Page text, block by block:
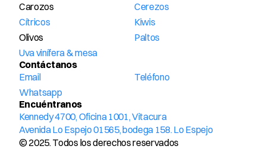
Carozos
Cerezos
Cítricos
Kiwis
Olivos
Paltos
Uva vinífera & mesa
Contáctanos
Email
Teléfono
Whatsapp
Encuéntranos
Kennedy 4700, Oficina 1001, Vitacura
Avenida Lo Espejo 01565, bodega 158. Lo Espejo
© 2025. Todos los derechos reservados